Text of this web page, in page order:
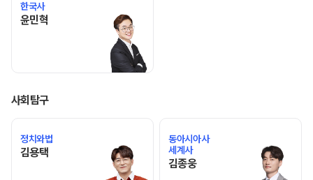
한국사
윤민혁 윤민혁 선생님 홈 바로가기
사회탐구
정치와법
김용택김용택 선생님 홈 바로가기
동아시아사
세계사
김종웅김종웅 선생님 홈 바로가기